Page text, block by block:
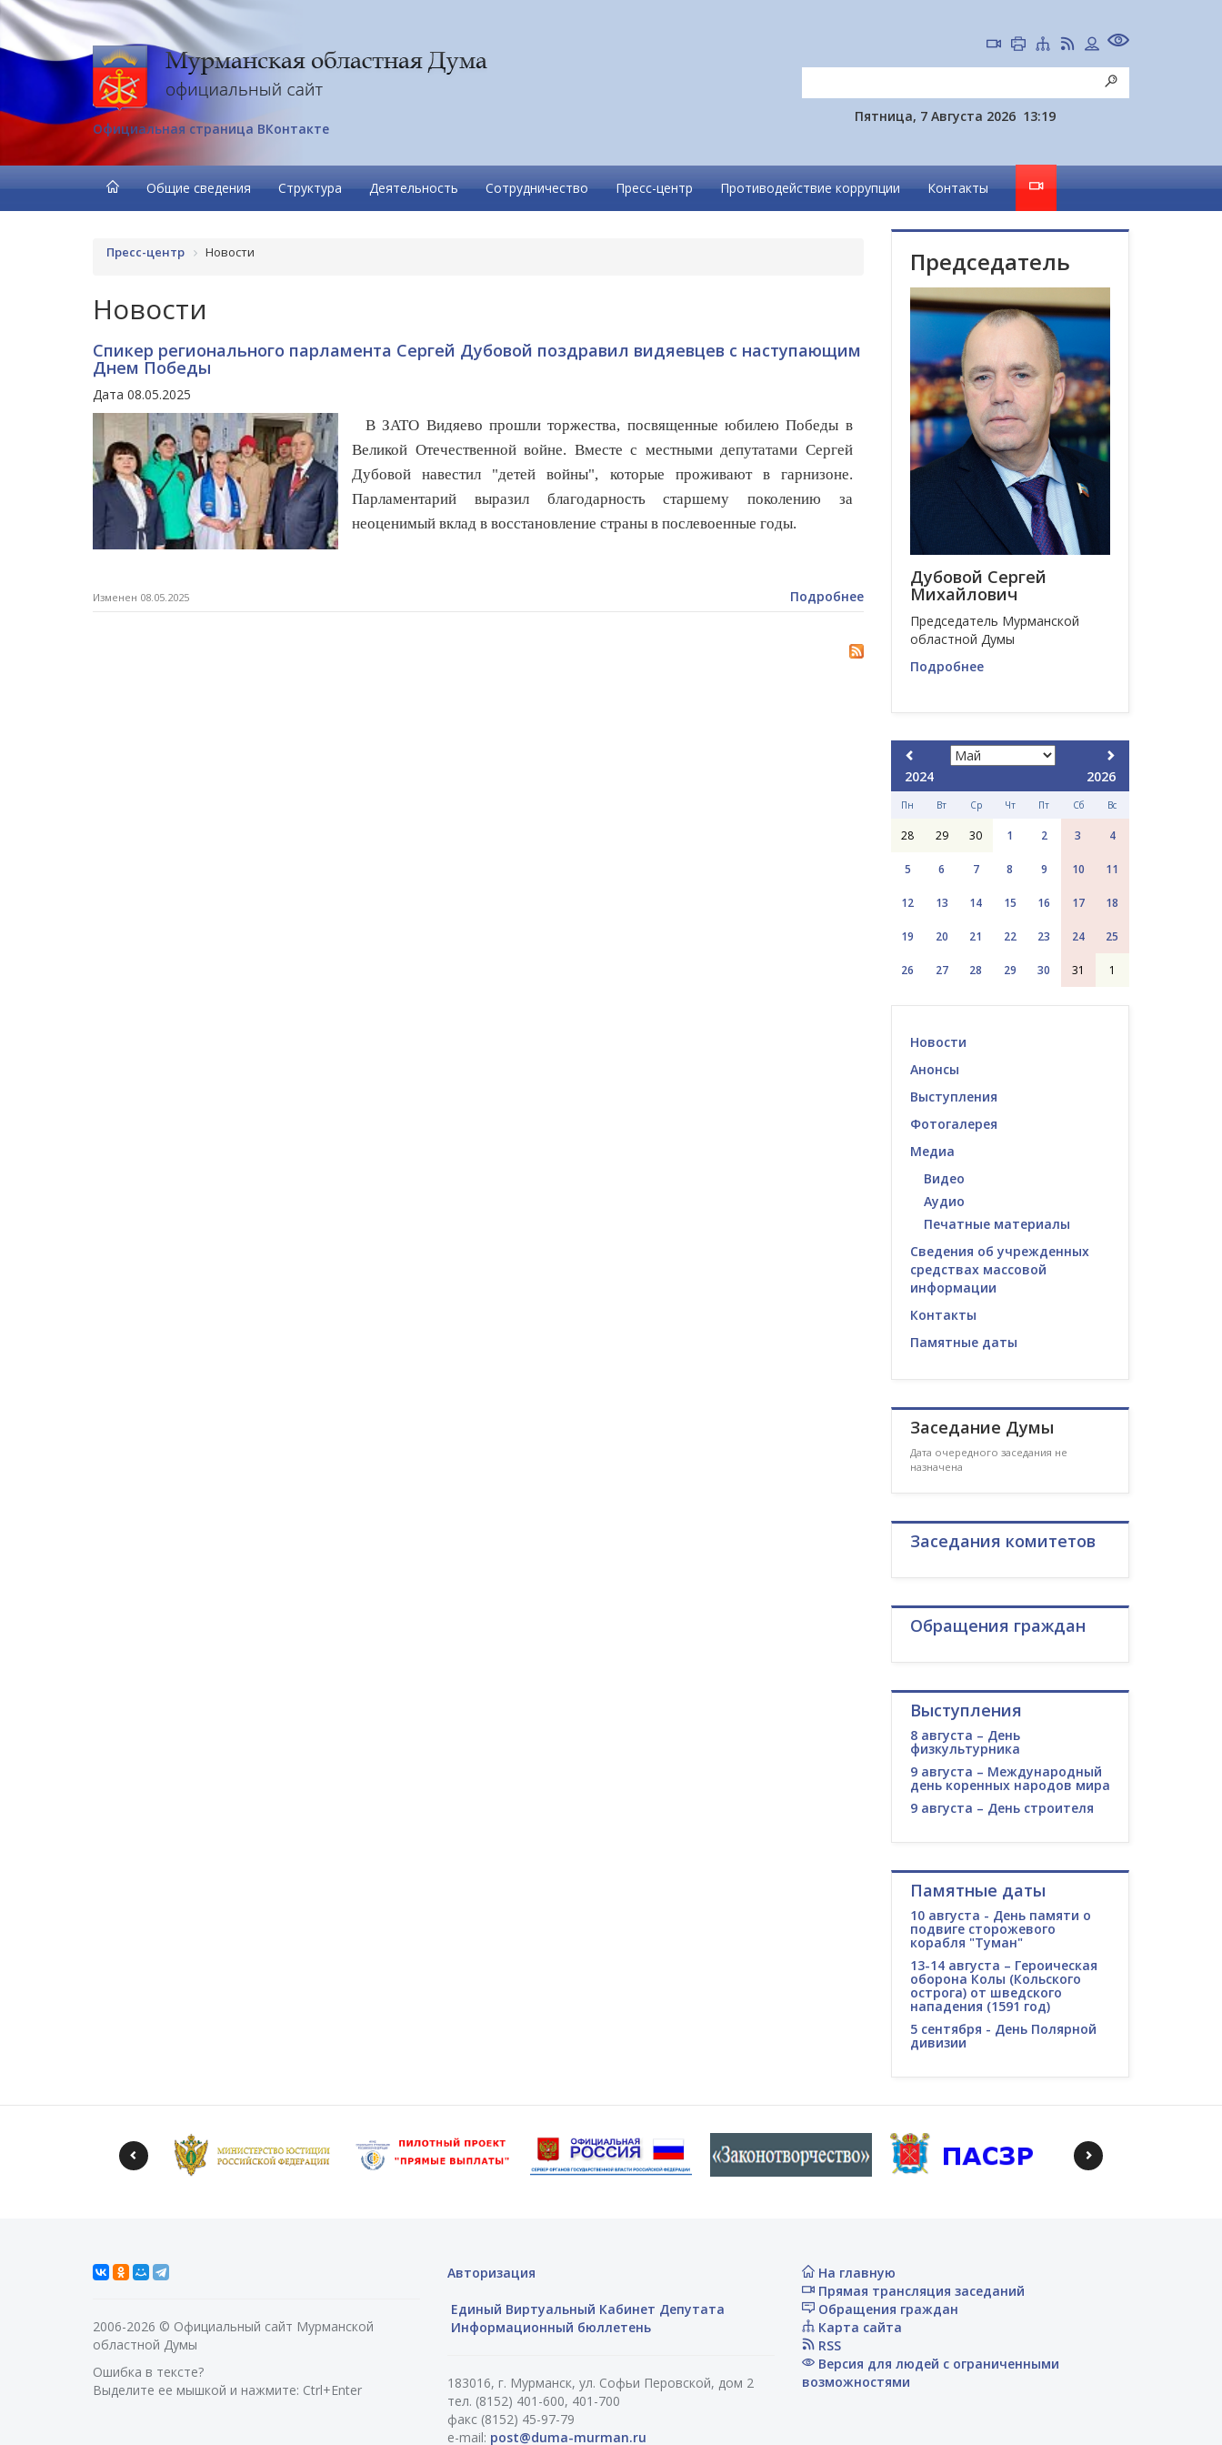
Официальная страница ВКонтакте
Пятница, 7 Августа 2026 13:19
Общие сведения Структура Деятельность Сотрудничество Пресс-центр Противодействие коррупции Контакты
Пресс-центр Новости
Новости
Спикер регионального парламента Сергей Дубовой поздравил видяевцев с наступающим
Днем Победы
Дата 08.05.2025
В ЗАТО Видяево прошли торжества, посвященные юбилею Победы в
Великой Отечественной войне. Вместе с местными депутатами Сергей
Дубовой навестил "детей войны", которые проживают в гарнизоне.
Парламентарий выразил благодарность старшему поколению за
неоценимый вклад в восстановление страны в послевоенные годы.
Изменен 08.05.2025 Подробнее
Председатель
Дубовой Сергей
Михайлович
Председатель Мурманской
областной Думы
Подробнее
2024 2026
Пн Вт Ср Чт Пт Сб Вс
28 29 30 1 2 3 4
5 6 7 8 9 10 11
12 13 14 15 16 17 18
19 20 21 22 23 24 25
26 27 28 29 30 31 1
Новости
Анонсы
Выступления
Фотогалерея
Медиа
Видео
Аудио
Печатные материалы
Сведения об учрежденных
средствах массовой
информации
Контакты
Памятные даты
Заседание Думы
Дата очередного заседания не
назначена
Заседания комитетов
Обращения граждан
Выступления
8 августа – День
физкультурника
9 августа – Международный
день коренных народов мира
9 августа – День строителя
Памятные даты
10 августа - День памяти о
подвиге сторожевого
корабля "Туман"
13-14 августа – Героическая
оборона Колы (Кольского
острога) от шведского
нападения (1591 год)
5 сентября - День Полярной
дивизии
2006-2026 © Официальный сайт Мурманской
областной Думы
Ошибка в тексте?
Выделите ее мышкой и нажмите: Ctrl+Enter
Авторизация
Единый Виртуальный Кабинет Депутата
Информационный бюллетень
183016, г. Мурманск, ул. Софьи Перовской, дом 2
тел. (8152) 401-600, 401-700
факс (8152) 45-97-79
e-mail: post@duma-murman.ru
На главную
Прямая трансляция заседаний
Обращения граждан
Карта сайта
RSS
Версия для людей с ограниченными
возможностями